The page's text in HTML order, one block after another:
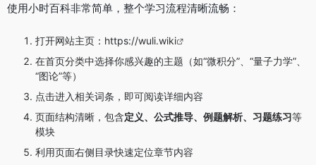
使用小时百科非常简单，整个学习流程清晰流畅：
打开网站主页： https://wuli.wiki
在首页分类中选择你感兴趣的主题（如“微积分”、“量子力学”、
“图论”等）
点击进入相关词条，即可阅读详细内容
页面结构清晰，包含定义、公式推导、例题解析、习题练习等
模块
利用页面右侧目录快速定位章节内容